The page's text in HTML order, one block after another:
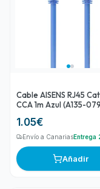
Cable AISENS RJ45
CCA 1m Azul (A135-
1.05€
Envío a CanariasEntrega
Añadir